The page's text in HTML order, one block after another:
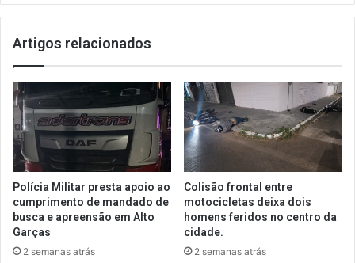
Artigos relacionados
Polícia Militar presta apoio ao
cumprimento de mandado de
busca e apreensão em Alto
Garças
2 semanas atrás
Colisão frontal entre
motocicletas deixa dois
homens feridos no centro da
cidade.
2 semanas atrás